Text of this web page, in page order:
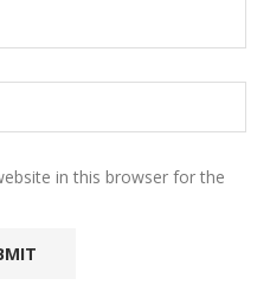
in this browser for the